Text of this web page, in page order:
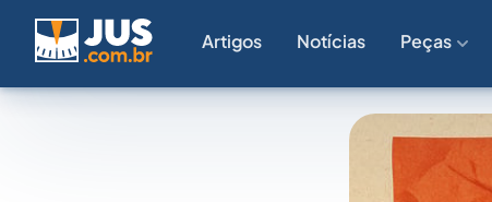
Artigos Notícias Peças